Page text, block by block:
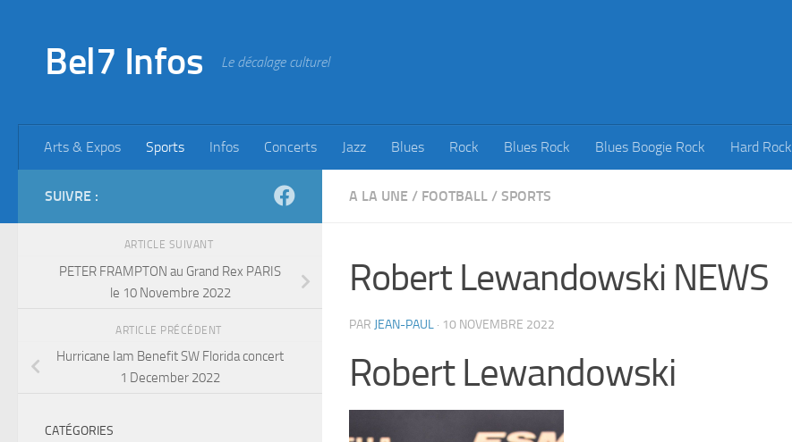
Bel7 Infos Le décalage culturel
Arts & Expos Sports Infos Concerts Jazz Blues Rock Blues Rock Blues Boogie Rock Hard Rock
A LA UNE / FOOTBALL / SPORTS
Robert Lewandowski NEWS
PAR JEAN-PAUL · 10 NOVEMBRE 2022
Robert Lewandowski
SUIVRE :
ARTICLE SUIVANT
PETER FRAMPTON au Grand Rex PARIS
le 10 Novembre 2022
ARTICLE PRÉCÉDENT
Hurricane Iam Benefit SW Florida concert
1 December 2022
CATÉGORIES